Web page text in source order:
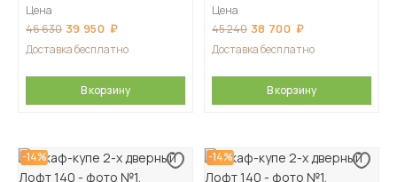
Цена
46 630 39 950
Доставка бесплатно
В корзину
Цена
45 240 38 700
Доставка бесплатно
В корзину
-14% -14%